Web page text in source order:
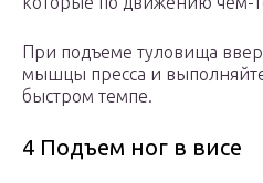
При подъеме туловища
мышцы пресса и
быстром темпе.
4 Подъем ног в висе